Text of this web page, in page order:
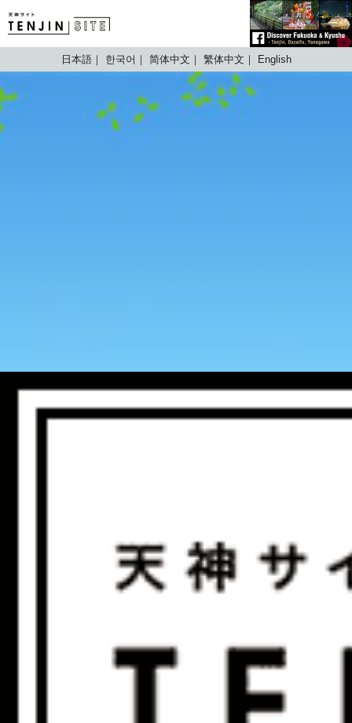
TENJIN SITE
日本語 한국어 简体中文 繁体中文 English